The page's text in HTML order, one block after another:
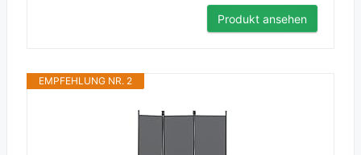
Produkt ansehen
EMPFEHLUNG NR. 2